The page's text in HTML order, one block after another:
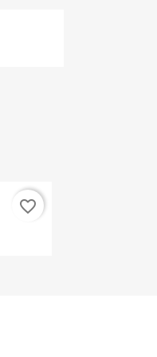
favorite_border